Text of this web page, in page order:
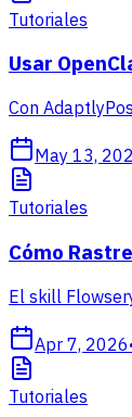
Tutoriales
Usar
Con
May 13,
Tutoriales
Cómo
El skill
Apr 7, 2026
Tutoriales